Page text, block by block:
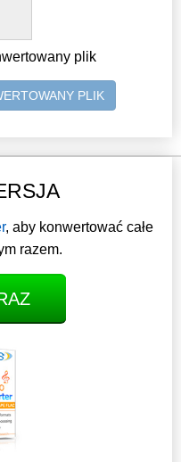
plik
PLIK
, aby konwertować całe
razem.